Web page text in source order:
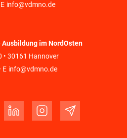
info@vdmno.de
im NordOsten
• 30161 Hannover
E info@vdmno.de